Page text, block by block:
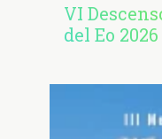
VI
del Eo 2026